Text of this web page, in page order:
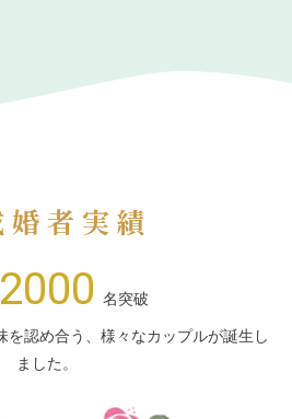
婚者実績
2000 名突破
を認め合う、様々なカップルが誕生し
ました。